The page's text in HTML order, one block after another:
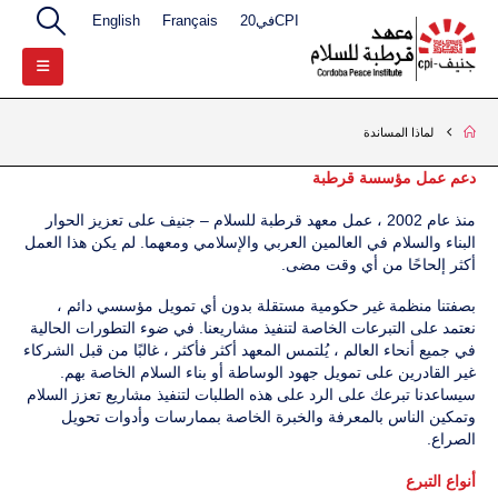
CPIفي20 Français
English
لماذا المساندة
دعم عمل مؤسسة قرطبة
منذ عام 2002 ، عمل معهد قرطبة للسلام – جنيف على تعزيز الحوار
البناء والسلام في العالمين العربي والإسلامي ومعهما. لم يكن هذا العمل
أكثر إلحاحًا من أي وقت مضى.
بصفتنا منظمة غير حكومية مستقلة بدون أي تمويل مؤسسي دائم ،
نعتمد على التبرعات الخاصة لتنفيذ مشاريعنا. في ضوء التطورات الحالية
في جميع أنحاء العالم ، يُلتمس المعهد أكثر فأكثر ، غالبًا من قبل الشركاء
غير القادرين على تمويل جهود الوساطة أو بناء السلام الخاصة بهم.
سيساعدنا تبرعك على الرد على هذه الطلبات لتنفيذ مشاريع تعزز السلام
وتمكين الناس بالمعرفة والخبرة الخاصة بممارسات وأدوات تحويل
الصراع.
أنواع التبرع